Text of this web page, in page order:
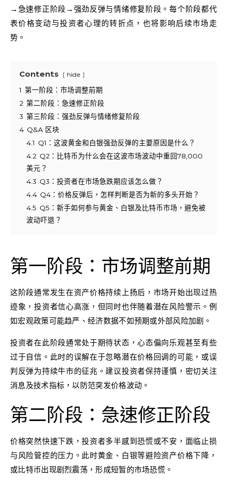
→急速修正阶段→强劲反弹与情绪修复阶段。每个阶段都代
表价格变动与投资者心理的转折点，也将影响后续市场走
势。
Contents hide
1 第一阶段：市场调整前期
2 第二阶段：急速修正阶段
3 第三阶段：强劲反弹与情绪修复阶段
4 Q&A 区块
4.1 Q1：这波黄金和白银强劲反弹的主要原因是什么？
4.2 Q2：比特币为什么会在这波市场波动中重回78,000
美元？
4.3 Q3：投资者在市场急跌期应该怎么做？
4.4 Q4：价格反弹后，怎样判断是否为新的多头开始？
4.5 Q5：新手如何参与黄金、白银及比特币市场，避免被
波动吓退？
第一阶段：市场调整前期
这阶段通常发生在资产价格持续上扬后，市场开始出现过热
迹象，投资者信心高涨，但同时也伴随着潜在风险警示。例
如宏观政策可能趋严、经济数据不如预期或外部风险加剧。
投资者在此阶段通常处于期待状态，心态偏向乐观甚至有些
过于自信。此时的误解在于忽略潜在价格回调的可能，或误
判反弹为持续牛市的征兆。建议投资者保持谨慎，密切关注
消息及技术指标，以防范突发价格波动。
第二阶段：急速修正阶段
价格突然快速下跌，投资者多半感到恐慌或不安，面临止损
与风险管控的压力。此时黄金、白银等避险资产价格下降，
或比特币出现剧烈震荡，形成短暂的市场恐慌。